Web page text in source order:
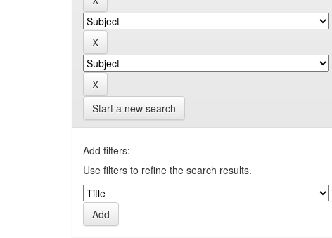
Start a new search
Add filters:
Use filters to refine the search results.